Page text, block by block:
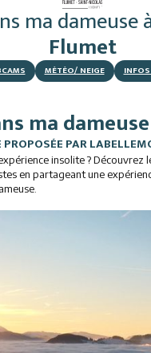
ma dameuse
Flumet
MÉTÉO/ NEIGE
ma dameuse
PROPOSÉE PAR
insolite ? Découvrez
en partageant une